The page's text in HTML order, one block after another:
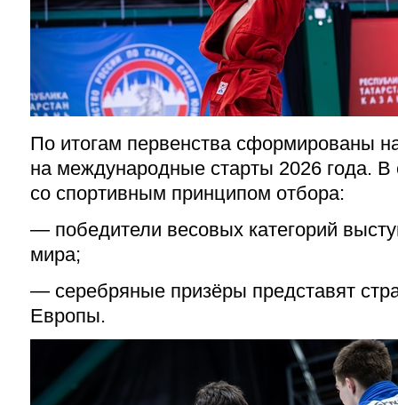
По итогам первенства сформированы
на международные старты 2026 года. В
со спортивным принципом отбора:
— победители весовых категорий
мира;
— серебряные призёры представят
Европы.